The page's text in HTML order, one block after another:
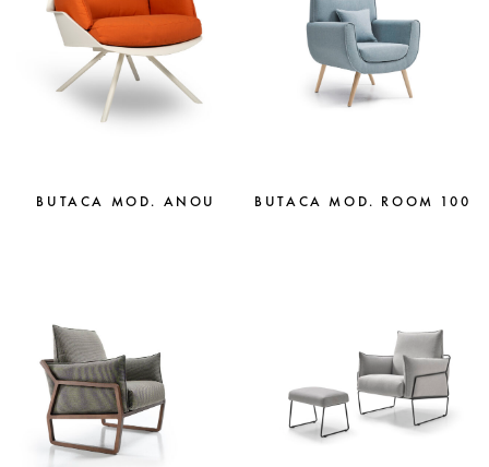
BUTACA MOD. ANOU BUTACA MOD. ROOM 100